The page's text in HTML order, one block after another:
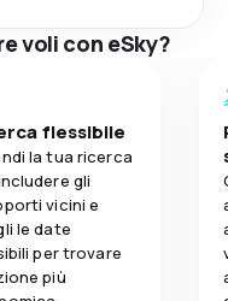
voli con eSky?
flessibile
la tua ricerca
gli
vicini e
le date
per trovare
più